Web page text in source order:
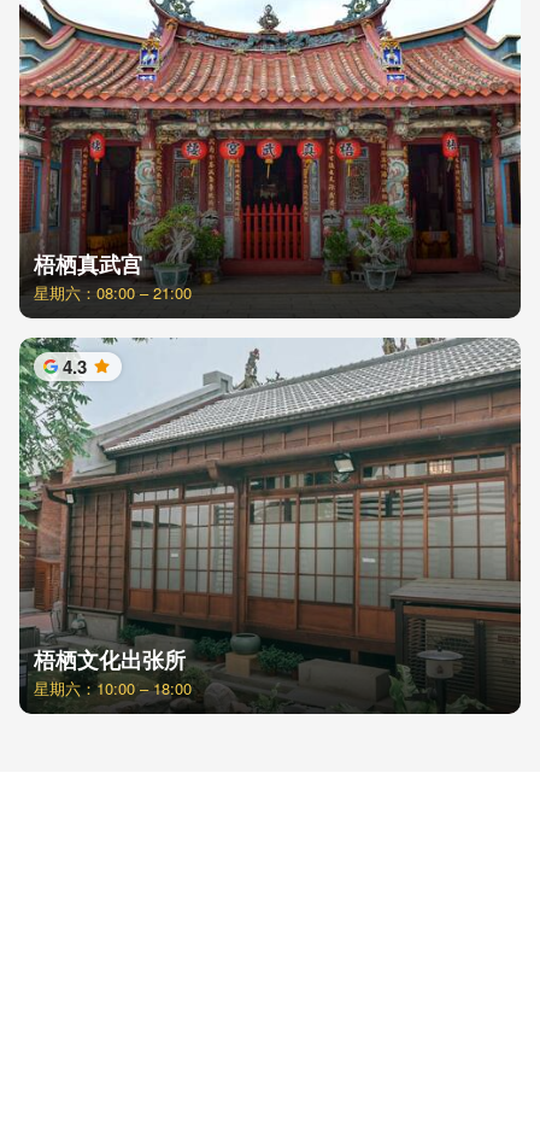
梧栖真武宫
星期六：08:00 – 21:00
4.3 星
梧栖文化出张所
星期六：10:00 – 18:00